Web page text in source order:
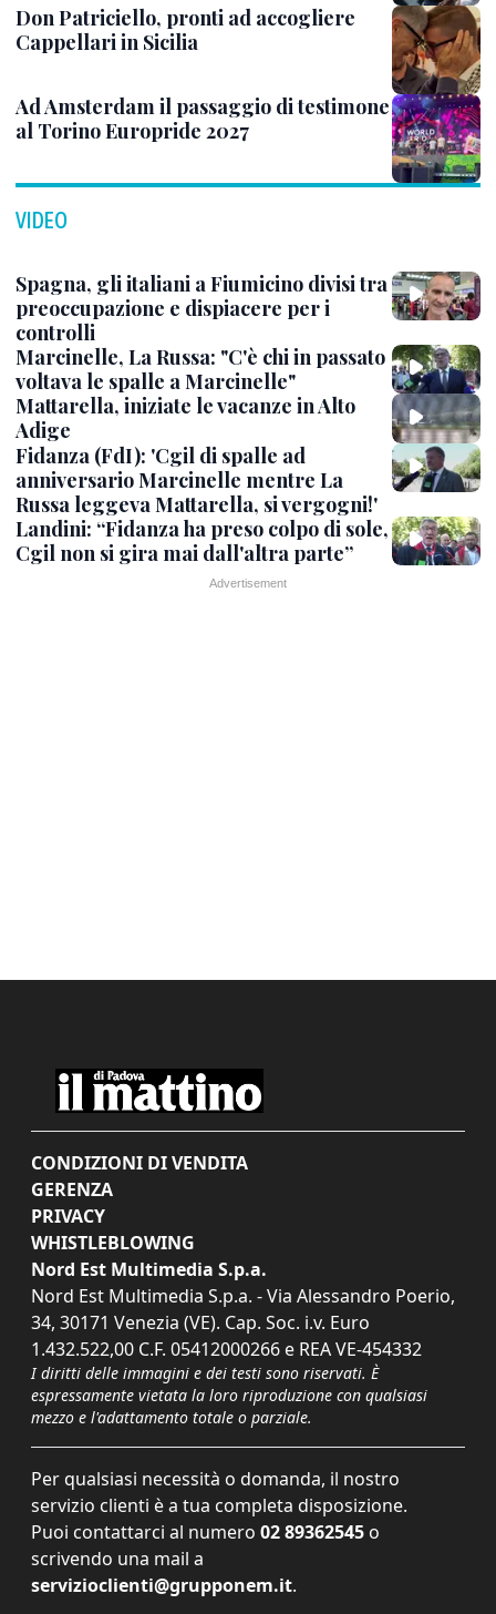
Don Patriciello, pronti ad accogliere
Cappellari in Sicilia
Ad Amsterdam il passaggio di testimone
al Torino Europride 2027
VIDEO
Spagna, gli italiani a Fiumicino divisi tra
preoccupazione e dispiacere per i
controlli
Marcinelle, La Russa: "C'è chi in passato
voltava le spalle a Marcinelle"
Mattarella, iniziate le vacanze in Alto
Adige
Fidanza (FdI): 'Cgil di spalle ad
anniversario Marcinelle mentre La
Russa leggeva Mattarella, si vergogni!'
Landini: “Fidanza ha preso colpo di sole,
Cgil non si gira mai dall'altra parte”
CONDIZIONI DI VENDITA
GERENZA
PRIVACY
WHISTLEBLOWING
Nord Est Multimedia S.p.a.
Nord Est Multimedia S.p.a. - Via Alessandro Poerio,
34, 30171 Venezia (VE). Cap. Soc. i.v. Euro
1.432.522,00 C.F. 05412000266 e REA VE-454332
I diritti delle immagini e dei testi sono riservati. È
espressamente vietata la loro riproduzione con qualsiasi
mezzo e l'adattamento totale o parziale.
Per qualsiasi necessità o domanda, il nostro
servizio clienti è a tua completa disposizione.
Puoi contattarci al numero 02 89362545 o
scrivendo una mail a
servizioclienti@grupponem.it.